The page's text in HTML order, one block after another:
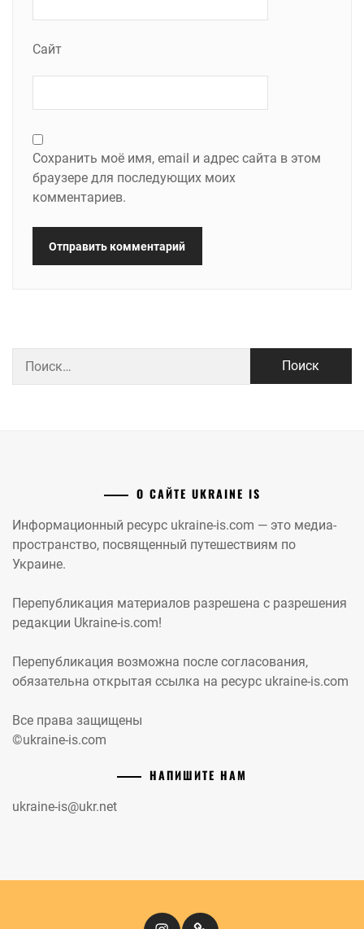
Сайт
Сохранить моё имя, email и адрес сайта в этом
браузере для последующих моих
комментариев.
О САЙТЕ UKRAINE IS
Информационный ресурс ukraine-is.com — это медиа-
пространство, посвященный путешествиям по
Украине.
Перепубликация материалов разрешена с разрешения
редакции Ukraine-is.com!
Перепубликация возможна после согласования,
обязательна открытая ссылка на ресурс ukraine-is.com
Все права защищены
©ukraine-is.com
НАПИШИТЕ НАМ
ukraine-is@ukr.net
InstagramКіномандри